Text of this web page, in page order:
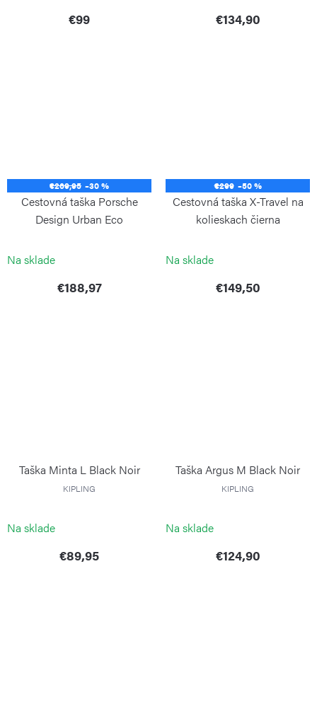
€99 €134,90
€269,95 –30 %
Cestovná taška Porsche
Design Urban Eco
PORSCHE DESIGN
Na sklade
€188,97
€299 –50 %
Cestovná taška X-Travel na
kolieskach čierna
Na sklade
€149,50
Taška Minta L Black Noir
KIPLING
Na sklade
€89,95
Taška Argus M Black Noir
KIPLING
Na sklade
€124,90